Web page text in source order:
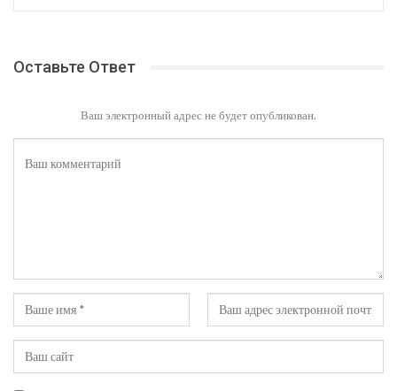
Оставьте Ответ
Ваш электронный адрес не будет опубликован.